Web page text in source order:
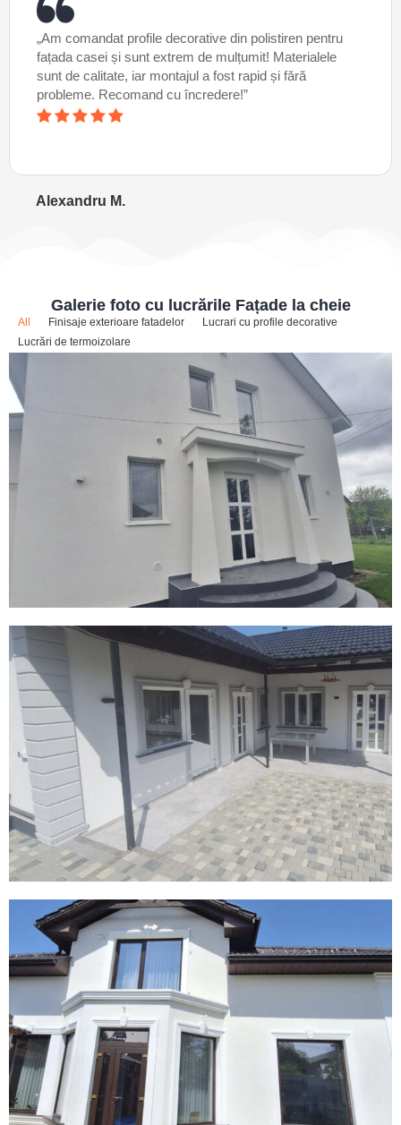
„Am comandat profile decorative din polistiren pentru
fațada casei și sunt extrem de mulțumit! Materialele
sunt de calitate, iar montajul a fost rapid și fără
probleme. Recomand cu încredere!”
Alexandru M.
Galerie foto cu lucrările Fațade la cheie
All Finisaje exterioare fatadelor
Lucrari cu profile decorative
Lucrări de termoizolare